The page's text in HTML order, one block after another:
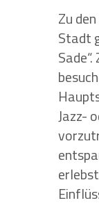
Zu
Stadt
Jazz-